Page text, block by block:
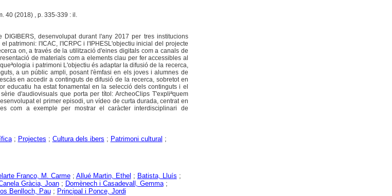
40 (2018) , p. 335-339 : il.
DIGIBERS, desenvolupat durant l'any 2017 per tres institucions
patrimoni: l'ICAC, l'ICRPC i l'IPHESL'objectiu inicial del projecte
on, a través de la utilització d'eines digitals com a canals de
de materials com a elements clau per fer accessibles al
i patrimoni L'objectiu és adaptar la difusió de la recerca,
a un públic ampli, posant l'èmfasi en els joves i alumnes de
en accedir a continguts de difusió de la recerca, sobretot en
educatiu ha estat fonamental en la selecció dels continguts i el
d'audiovisuals que porta per títol: ArcheoClips T'expliªquem
el primer episodi, un vídeo de curta durada, centrat en
com a exemple per mostrar el caràcter interdisciplinari de
; Projectes ; Cultura dels ibers ; Patrimoni cultural ;
Franco, M. Carme; Allué Martin, Ethel ; Batista, Lluís ;
Gràcia, Joan; Domènech i Casadevall, Gemma;
Benlloch, Pau; Principal i Ponce, Jordi